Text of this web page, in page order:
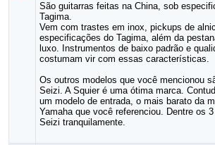
São guitarras feitas na China, sob
Tagima.
Vem com trastes em inox, pickups de
especificações do Tagima, além da
luxo. Instrumentos de baixo padrão e
costumam vir com essas características.
Os outros modelos que você mencionou
Seizi. A Squier é uma ótima marca.
um modelo de entrada, o mais barato da
Yamaha que você referenciou. Dentre os
Seizi tranquilamente.